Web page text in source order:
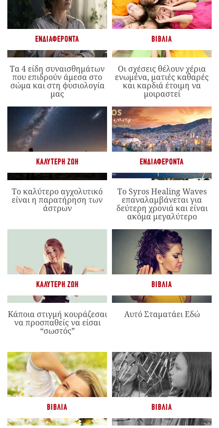
ΕΝΔΙΑΦΈΡΟΝΤΑ
Τα 4 είδη συναισθημάτων
που επιδρούν άμεσα στο
σώμα και στη φυσιολογία
μας
ΒΙΒΛΊΑ
Οι σχέσεις θέλουν χέρια
ενωμένα, ματιές καθαρές
και καρδιά έτοιμη να
μοιραστεί
ΚΑΛΎΤΕΡΗ ΖΩΉ
Το καλύτερο αγχολυτικό
είναι η παρατήρηση των
άστρων
ΕΝΔΙΑΦΈΡΟΝΤΑ
Το Syros Healing Waves
επαναλαμβάνεται για
δεύτερη χρονιά και είναι
ακόμα μεγαλύτερο
ΚΑΛΎΤΕΡΗ ΖΩΉ
Κάποια στιγμή κουράζεσαι
να προσπαθείς να είσαι
“σωστός”
ΒΙΒΛΊΑ
Αυτό Σταματάει Εδώ
ΒΙΒΛΊΑ ΒΙΒΛΊΑ